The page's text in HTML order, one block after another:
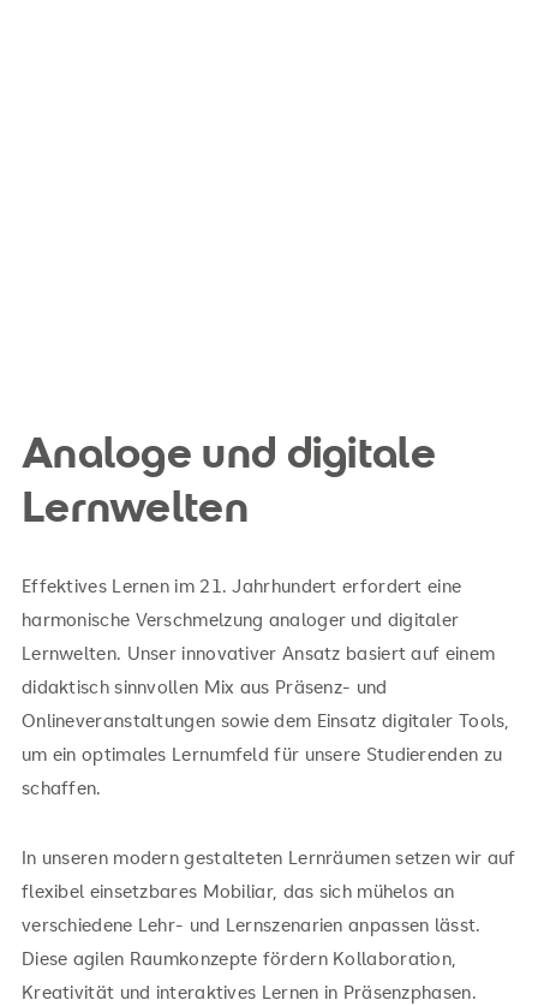
Analoge und digitale
Lernwelten
Effektives Lernen im 21. Jahrhundert erfordert eine
harmonische Verschmelzung analoger und digitaler
Lernwelten. Unser innovativer Ansatz basiert auf einem
didaktisch sinnvollen Mix aus Präsenz- und
Onlineveranstaltungen sowie dem Einsatz digitaler Tools,
um ein optimales Lernumfeld für unsere Studierenden zu
schaffen.
In unseren modern gestalteten Lernräumen setzen wir auf
flexibel einsetzbares Mobiliar, das sich mühelos an
verschiedene Lehr- und Lernszenarien anpassen lässt.
Diese agilen Raumkonzepte fördern Kollaboration,
Kreativität und interaktives Lernen in Präsenzphasen.